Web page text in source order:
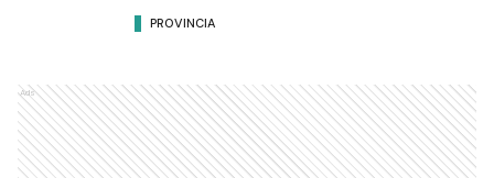
PROVINCIA
Ads